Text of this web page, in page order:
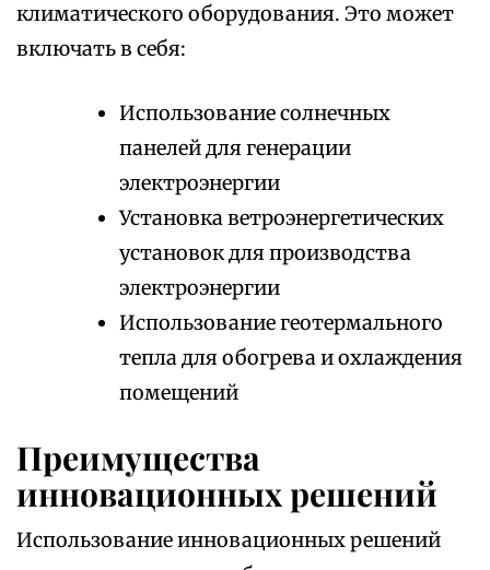
климатического оборудования. Это может
включать в себя:
Использование солнечных
панелей для генерации
электроэнергии
Установка ветроэнергетических
установок для производства
электроэнергии
Использование геотермального
тепла для обогрева и охлаждения
помещений
Преимущества
инновационных решений
Использование инновационных решений